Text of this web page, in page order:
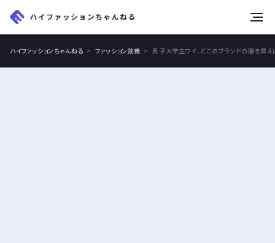
ハイファッションちゃんねる ファッション談義 男子大学生ワイ、どこのブランドの服を買